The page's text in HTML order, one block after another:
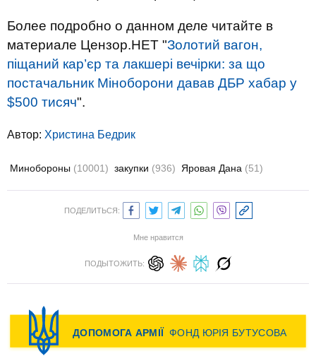
Более подробно о данном деле читайте в
материале Цензор.НЕТ "Золотий вагон,
піщаний кар’єр та лакшері вечірки: за що
постачальник Міноборони давав ДБР хабар у
$500 тисяч".
Автор: Христина Бедрик
Минобороны (10001) закупки (936) Яровая Дана (51)
ПОДЕЛИТЬСЯ:
Мне нравится
ПОДЫТОЖИТЬ: